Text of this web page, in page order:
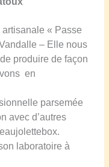
« Passe
– Elle nous
produire de façon
en
parsemée
avec d’autres
laboratoire à